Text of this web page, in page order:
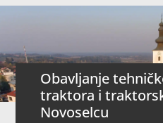
Obavljanje
traktora i
Novoselcu